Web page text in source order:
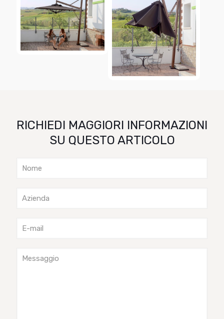
RICHIEDI MAGGIORI INFORMAZIONI
SU QUESTO ARTICOLO